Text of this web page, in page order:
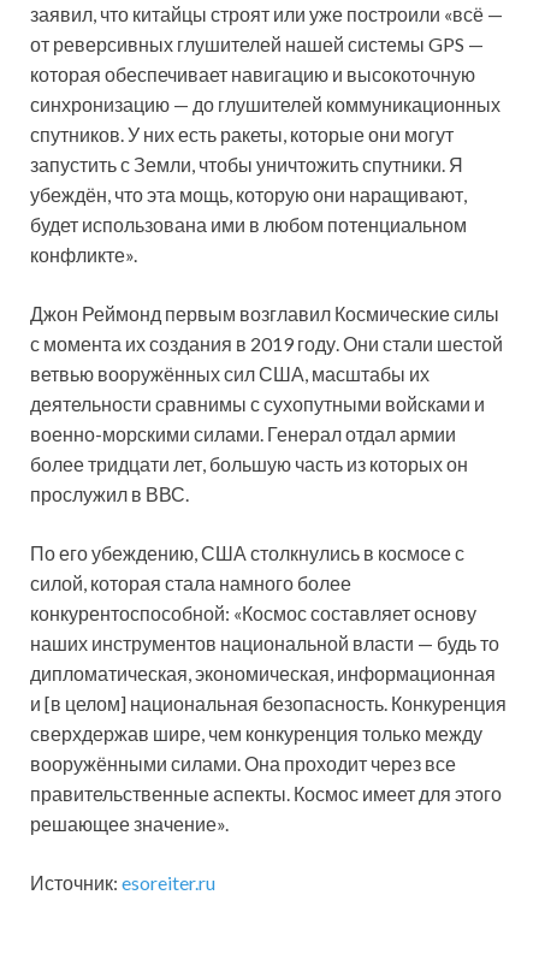
заявил, что китайцы строят или уже построили «всё —
от реверсивных глушителей нашей системы GPS —
которая обеспечивает навигацию и высокоточную
синхронизацию — до глушителей коммуникационных
спутников. У них есть ракеты, которые они могут
запустить с Земли, чтобы уничтожить спутники. Я
убеждён, что эта мощь, которую они наращивают,
будет использована ими в любом потенциальном
конфликте».
Джон Реймонд первым возглавил Космические силы
с момента их создания в 2019 году. Они стали шестой
ветвью вооружённых сил США, масштабы их
деятельности сравнимы с сухопутными войсками и
военно-морскими силами. Генерал отдал армии
более тридцати лет, большую часть из которых он
прослужил в ВВС.
По его убеждению, США столкнулись в космосе с
силой, которая стала намного более
конкурентоспособной: «Космос составляет основу
наших инструментов национальной власти — будь то
дипломатическая, экономическая, информационная
и [в целом] национальная безопасность. Конкуренция
сверхдержав шире, чем конкуренция только между
вооружёнными силами. Она проходит через все
правительственные аспекты. Космос имеет для этого
решающее значение».
Источник: esoreiter.ru